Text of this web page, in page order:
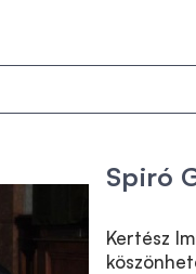
Spiró
Kertész